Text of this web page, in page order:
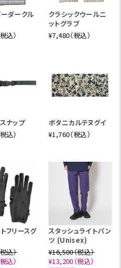
ダークル
込）
クラシックウールニ
ットグラブ
¥7,480（税込）
ナップ
込）
ボタニカルテヌグイ
¥1,760（税込）
フリースグ
込）
込）
スタッシュライトパン
ツ (Unisex)
¥16,500（税込）
¥13,200（税込）